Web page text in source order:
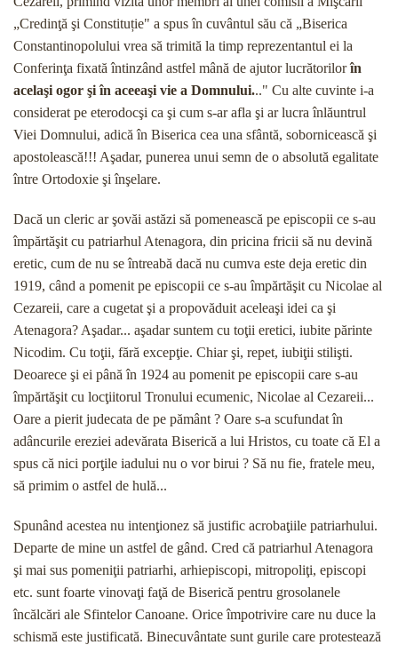
„Credinţă şi Constituție" a spus în cu­vântul său că „Biserica
Constantinopolului vrea să trimită la timp reprezentantul ei la
Conferinţa fixată întinzând astfel mână de ajutor lucrătorilorîn
acelaşi ogor şi în aceeaşi vie a Domnului..." Cu alte cuvinte i-a
considerat pe eterodocşi ca şi cum s-ar afla şi ar lucra înlăuntrul
Viei Domnului, adică în Biserica cea una sfântă, sobornicească şi
apostolească!!! Aşadar, punerea unui semn de o absolută egalitate
între Or­todoxie şi înşelare.
Dacă un cleric ar şovăi astăzi să pomenească pe episcopii ce s-au
împărtăşit cu patriarhul Atenagora, din pricina fricii să nu devină
eretic, cum de nu se întreabă dacă nu cumva este deja eretic din
1919, când a pomenit pe episcopii ce s-au împărtăşit cu Nicolae al
Cezareii, care a cugetat şi a propovăduit aceleaşi idei ca şi
Atenagora? Aşadar... aşadar sun­tem cu toţii eretici, iubite părinte
Nicodim. Cu toţii, fără excepţie. Chiar şi, repet, iubiţii stilişti.
Deoarece şi ei până în 1924 au pomenit pe episcopii care s-au
împărtăşit cu locţiitorul Tronului ecumenic, Nicolae al Cezareii...
Oare a pierit judecata de pe pământ ? Oare s-a scufundat în
adâncurile ereziei adevărata Biserică a lui Hristos, cu toate că El a
spus că nici porţile iadului nu o vor birui ? Să nu fie, fratele meu,
să primim o astfel de hulă...
Spunând acestea nu intenţionez să justific acroba­ţiile patriarhului.
Departe de mine un astfel de gând. Cred că patriarhul Atenagora
şi mai sus pomeniţii pa­triarhi, arhiepiscopi, mitropoliţi, episcopi
etc. sunt foarte vinovaţi faţă de Biserică pentru grosolanele
încălcări ale Sfintelor Canoane. Orice împotrivire care nu duce la
schismă este justificată. Binecuvântate sunt gurile care protestează